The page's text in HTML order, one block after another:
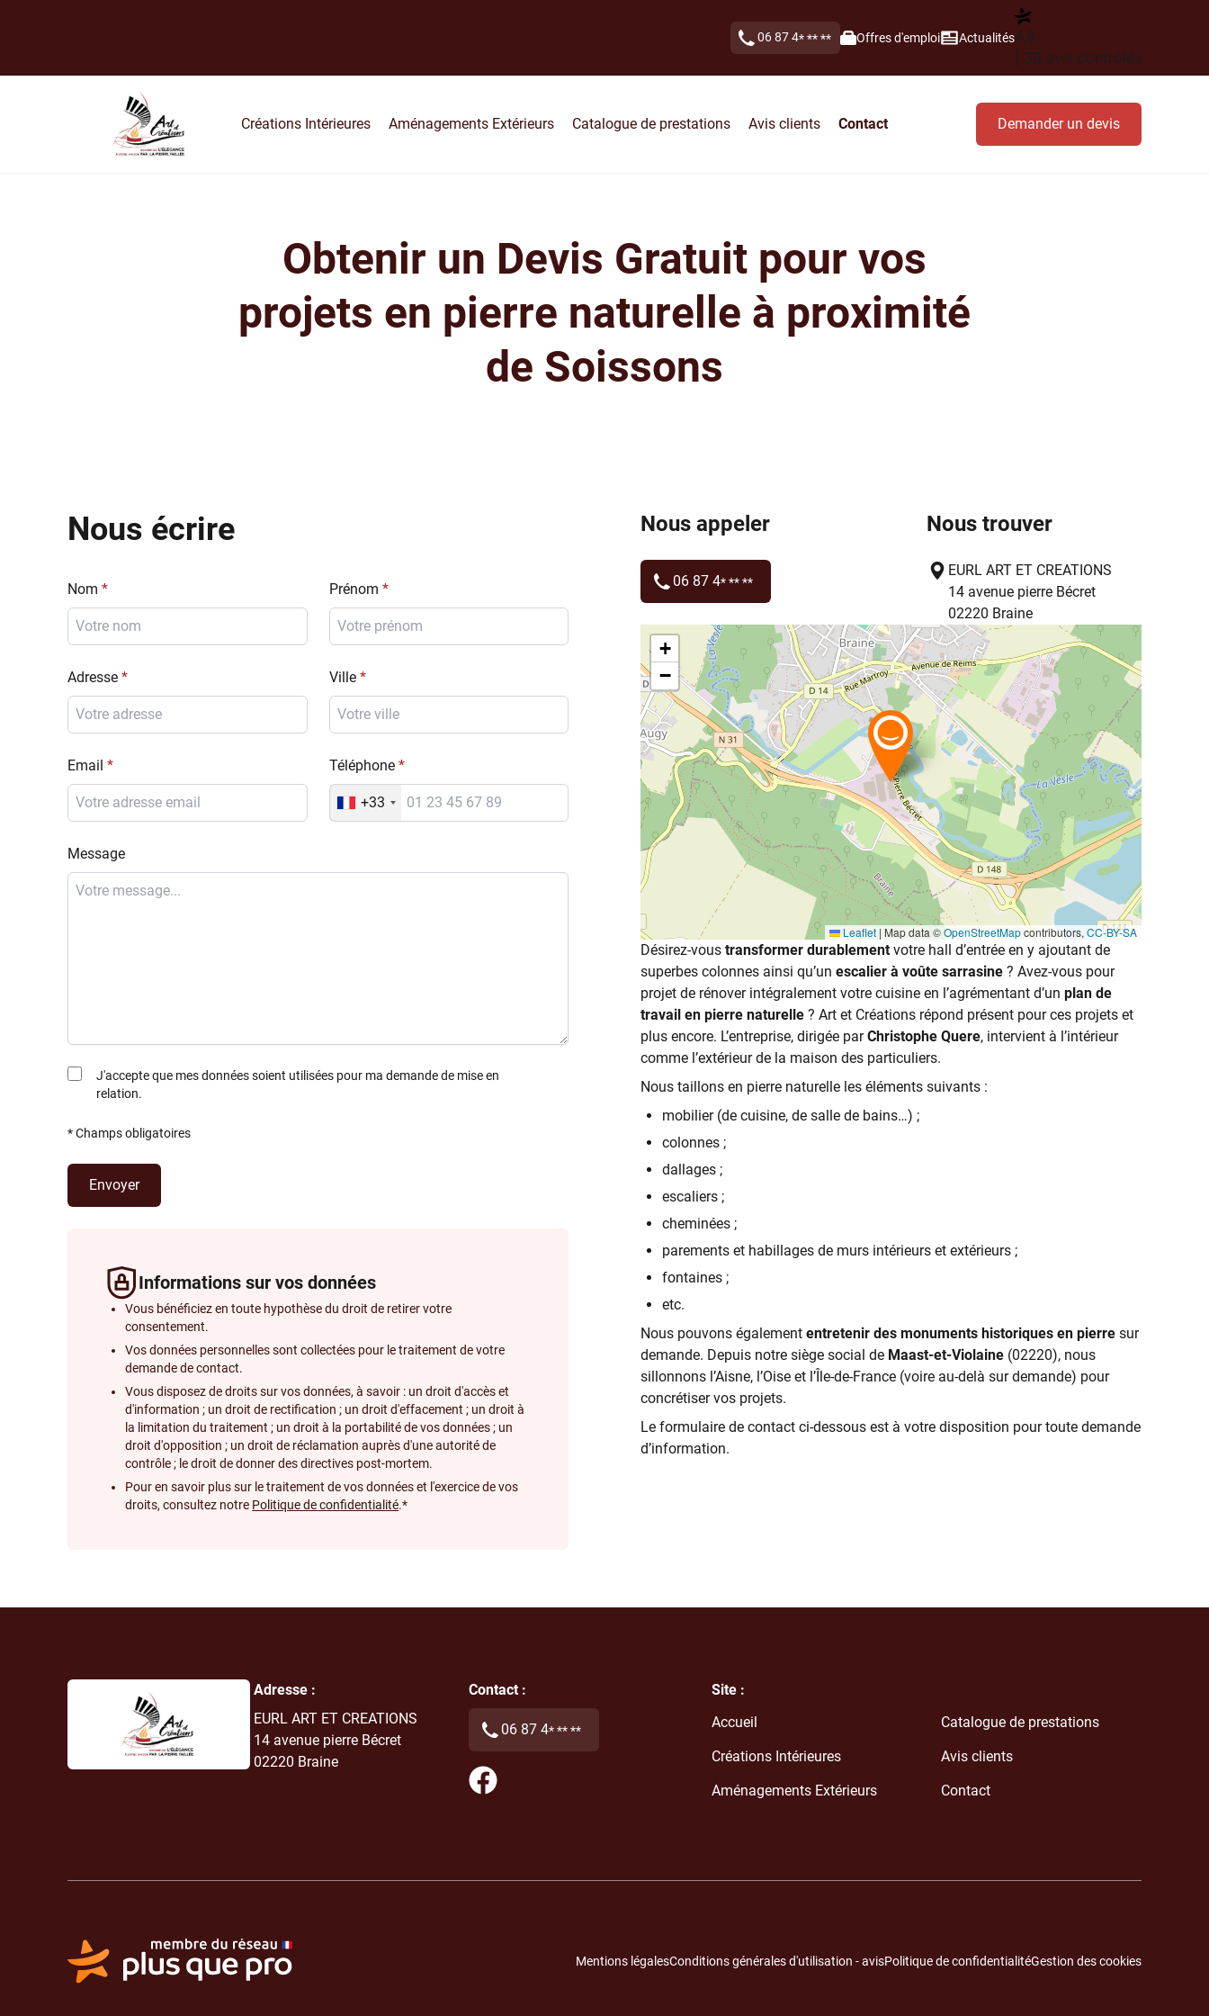
06 87 4* ** ** Offres d'emploi Actualités4,9
| 38 avis contrôlés
Créations Intérieures Aménagements Extérieurs Catalogue de prestations Avis clients Contact Demander un devis
Obtenir un Devis Gratuit pour vos
projets en pierre naturelle à proximité
de Soissons
Nous écrire
Nom Prénom
Adresse Ville
Email Téléphone
+33
Message
J'accepte que mes données soient utilisées pour ma demande de mise en
relation.
* Champs obligatoires
Envoyer
Informations sur vos données
Vous bénéficiez en toute hypothèse du droit de retirer votre
consentement.
Vos données personnelles sont collectées pour le traitement de votre
demande de contact.
Vous disposez de droits sur vos données, à savoir : un droit d'accès et
d'information ; un droit de rectification ; un droit d'effacement ; un droit à
la limitation du traitement ; un droit à la portabilité de vos données ; un
droit d'opposition ; un droit de réclamation auprès d'une autorité de
contrôle ; le droit de donner des directives post-mortem.
Pour en savoir plus sur le traitement de vos données et l'exercice de vos
droits, consultez notre Politique de confidentialité.*
Nous appeler
06 87 4* ** **
Nous trouver
EURL ART ET CREATIONS
14 avenue pierre Bécret
02220 Braine
+
−
Leaflet | Map data ©OpenStreetMapcontributors, CC-BY-SA
Désirez-vous transformer durablement votre hall d’entrée en y ajoutant de
superbes colonnes ainsi qu’un escalier à voûte sarrasine ? Avez-vous pour
projet de rénover intégralement votre cuisine en l’agrémentant d’un plan de
travail en pierre naturelle ? Art et Créations répond présent pour ces projets et
plus encore. L’entreprise, dirigée parChristophe Quere, intervient à l’intérieur
comme l’extérieur de la maison des particuliers.
Nous taillons en pierre naturelle les éléments suivants :
mobilier (de cuisine, de salle de bains…) ;
colonnes ;
dallages ;
escaliers ;
cheminées ;
parements et habillages de murs intérieurs et extérieurs ;
fontaines ;
etc.
Nous pouvons également entretenir des monuments historiques en pierre sur
demande. Depuis notre siège social de Maast-et-Violaine (02220), nous
sillonnons l’Aisne, l’Oise et l’Île-de-France (voire au-delà sur demande) pour
concrétiser vos projets.
Le formulaire de contact ci-dessous est à votre disposition pour toute demande
d’information.
Adresse :
EURL ART ET CREATIONS
14 avenue pierre Bécret
02220 Braine
Contact :
06 87 4* ** **
Site :
Accueil
Créations Intérieures
Aménagements Extérieurs
Catalogue de prestations
Avis clients
Contact
Mentions légalesConditions générales d'utilisation - avisPolitique de confidentialitéGestion des cookies